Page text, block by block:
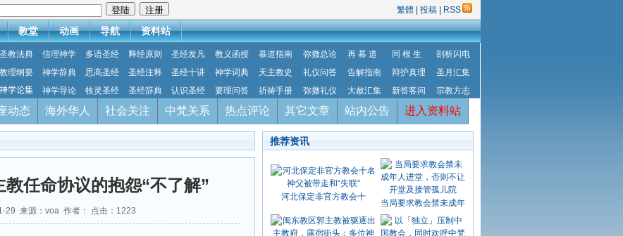
繁體 投稿 RSS
教堂 动画 导航 资料站
圣教法典 信理神学 多语圣经 释经原则 圣经发凡 教义函授 慕道指南 弥撒总论 再 慕 道 同 根 生
剖析闪电
教理纲要 神学辞典 思高圣经 圣经注释 圣经十讲 神学词典 天主教史 礼仪问答 告解指南 辩护真理
圣月汇集
神学论集 神学导论 牧灵圣经 圣经辞典 认识圣经 要理问答 祈祷手册 弥撒礼仪 大赦汇集 新答客问 宗教方志
动态 海外华人 社会关注 中梵关系 热点评论 其它文章 站内公告 进入资料站
任命协议的抱怨“不了解”
29 来源：voa 作者： 点击： 1223
推荐资讯
河北保定非官方教会十
当局要求教会禁未成年